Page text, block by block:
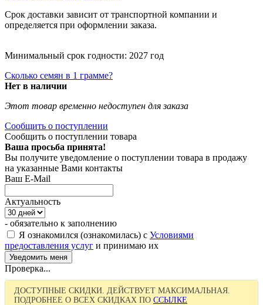
Срок доставки зависит от транспортной компании и
определяется при оформлении заказа.
Минимальный срок годности: 2027 год
Сколько семян в 1 грамме?
Нет в наличии
Этот товар временно недоступен для заказа
Сообщить о поступлении
Сообщить о поступлении товара
Ваша просьба принята!
Вы получите уведомление о поступлении товара в продажу
на указанные Вами контакты
Ваш E-Mail
Актуальность
- обязательно к заполнению
Я ознакомился (ознакомилась) с Условиями
предоставления услуг и принимаю их
Проверка...
ДОСТУПНЫЕ СКИДКИ. ДЕЙСТВУЕТ МАКСИМАЛЬНАЯ.
ПОДРОБНЕЕ О ВСЕХ СКИДКАХ ПО ССЫЛКЕ